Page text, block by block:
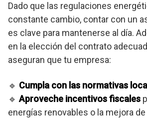
Dado que las regulaciones
constante cambio, contar con un
es clave para mantenerse al día.
en la elección del contrato
aseguran que tu empresa:
🔹 Cumpla con las normativas
🔹 Aproveche incentivos fiscales
energías renovables o la mejora